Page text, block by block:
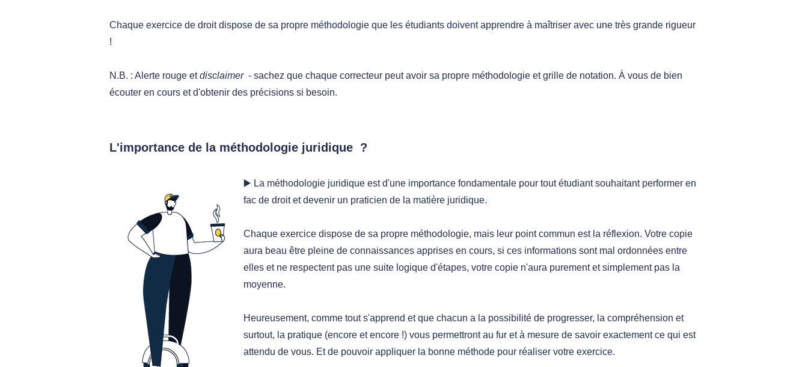
Chaque exercice de droit dispose de sa propre méthodologie que les étudiants doivent apprendre à maîtriser avec une très grande rigueur
!
N.B. : Alerte rouge etdisclaimer- sachez que chaque correcteur peut avoir sa propre méthodologie et grille de notation. À vous de bien
écouter en cours et d'obtenir des précisions si besoin.
L'importance de la méthodologie juridique ?
▶️ La méthodologie juridique est d'une importance fondamentale pour tout étudiant souhaitant performer en
fac de droit et devenir un praticien de la matière juridique.
Chaque exercice dispose de sa propre méthodologie, mais leur point commun est la réflexion. Votre copie
aura beau être pleine de connaissances apprises en cours, si ces informations sont mal ordonnées entre
elles et ne respectent pas une suite logique d'étapes, votre copie n'aura purement et simplement pas la
moyenne.
Heureusement, comme tout s'apprend et que chacun a la possibilité de progresser, la compréhension et
surtout, la pratique (encore et encore !) vous permettront au fur et à mesure de savoir exactement ce qui est
attendu de vous. Et de pouvoir appliquer la bonne méthode pour réaliser votre exercice.